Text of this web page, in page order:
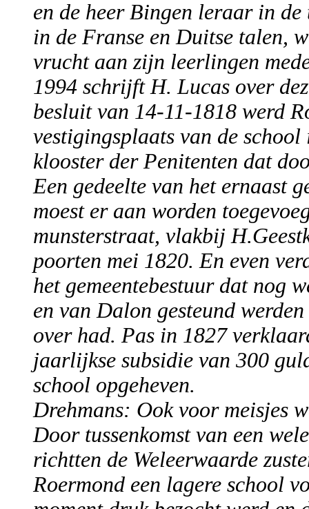
en de heer Bingen leraar in de
in de Franse en Duitse talen,
vrucht aan zijn leerlingen
1994 schrijft H. Lucas over
besluit van 14-11-1818 werd
vestigingsplaats van de
klooster der Penitenten dat
Een gedeelte van het ernaast
moest er aan worden
munsterstraat, vlakbij
poorten mei 1820. En even
het gemeentebestuur dat nog
en van Dalon gesteund
over had. Pas in 1827
jaarlijkse subsidie van 300
school opgeheven.
Drehmans: Ook voor meisjes
Door tussenkomst van een
richtten de Weleerwaarde
Roermond een lagere school